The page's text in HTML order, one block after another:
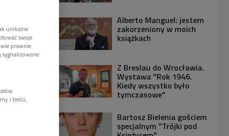
Alberto Manguel: jestem
zakorzeniony w moich
książkach
Z Breslau do Wrocławia.
Wystawa "Rok 1946.
Kiedy wszystko było
tymczasowe"
Bartosz Bielenia gościem
specjalnym "Trójki pod
unikalne
swoje
prawnie
i treści,